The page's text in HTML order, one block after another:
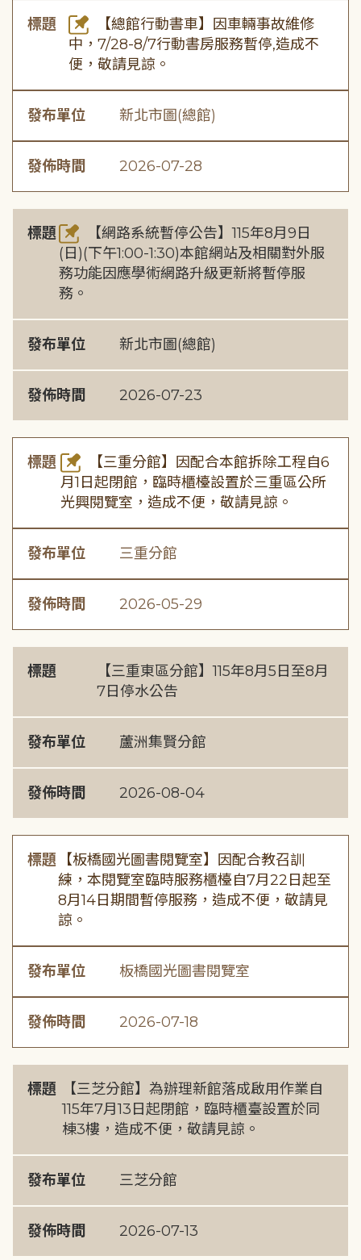
標題
【總館行動書車】因車輛事故維修
中，7/28-8/7行動書房服務暫停,造成不
便，敬請見諒。
發布單位 新北市圖(總館)
發佈時間 2026-07-28
標題
【網路系統暫停公告】115年8月9日
(日)(下午1:00-1:30)本館網站及相關對外服
務功能因應學術網路升級更新將暫停服
務。
發布單位 新北市圖(總館)
發佈時間 2026-07-23
標題
【三重分館】因配合本館拆除工程自6
月1日起閉館，臨時櫃檯設置於三重區公所
光興閱覽室，造成不便，敬請見諒。
發布單位 三重分館
發佈時間 2026-05-29
標題
【三重東區分館】115年8月5日至8月
7日停水公告
發布單位 蘆洲集賢分館
發佈時間 2026-08-04
標題
【板橋國光圖書閱覽室】因配合教召訓
練，本閱覽室臨時服務櫃檯自7月22日起至
8月14日期間暫停服務，造成不便，敬請見
諒。
發布單位 板橋國光圖書閱覽室
發佈時間 2026-07-18
標題
【三芝分館】為辦理新館落成啟用作業自
115年7月13日起閉館，臨時櫃臺設置於同
棟3樓，造成不便，敬請見諒。
發布單位 三芝分館
發佈時間 2026-07-13